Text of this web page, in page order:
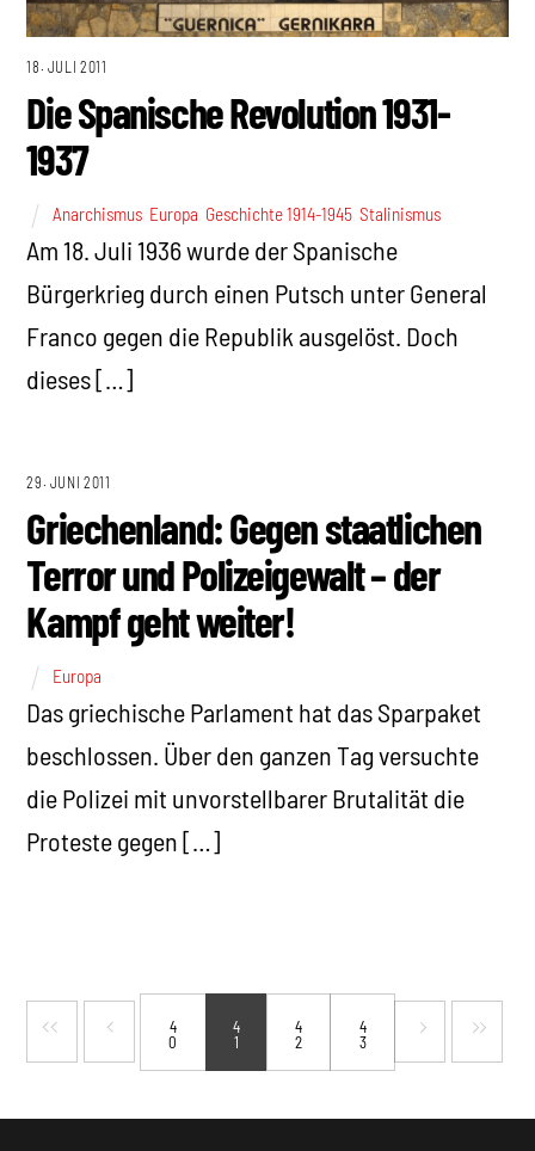
18. JULI 2011
Die Spanische Revolution 1931-
1937
Anarchismus Europa Geschichte 1914-1945 ,Stalinismus
Am 18. Juli 1936 wurde der Spanische
Bürgerkrieg durch einen Putsch unter General
Franco gegen die Republik ausgelöst. Doch
dieses […]
29. JUNI 2011
Griechenland: Gegen staatlichen
Terror und Polizeigewalt – der
Kampf geht weiter!
Europa
Das griechische Parlament hat das Sparpaket
beschlossen. Über den ganzen Tag versuchte
die Polizei mit unvorstellbarer Brutalität die
Proteste gegen […]
4
0
4
1
4
2
4
3